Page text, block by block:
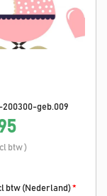
geb.009
btw )
btw (Nederland)*